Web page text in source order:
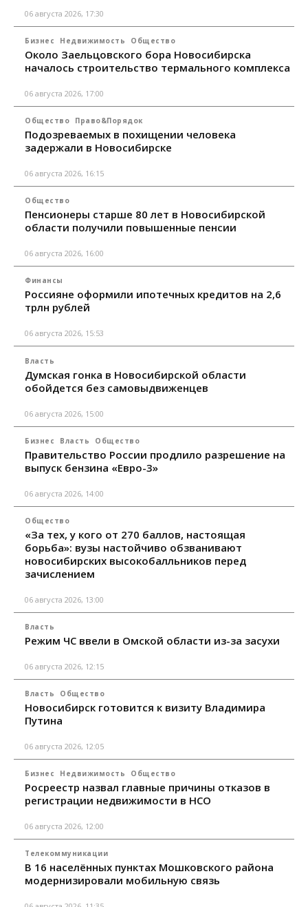
06 августа 2026, 17:30
Бизнес Недвижимость Общество
Около Заельцовского бора Новосибирска
началось строительство термального комплекса
06 августа 2026, 17:00
Общество Право&Порядок
Подозреваемых в похищении человека
задержали в Новосибирске
06 августа 2026, 16:15
Общество
Пенсионеры старше 80 лет в Новосибирской
области получили повышенные пенсии
06 августа 2026, 16:00
Финансы
Россияне оформили ипотечных кредитов на 2,6
трлн рублей
06 августа 2026, 15:53
Власть
Думская гонка в Новосибирской области
обойдется без самовыдвиженцев
06 августа 2026, 15:00
Бизнес Власть Общество
Правительство России продлило разрешение на
выпуск бензина «Евро-3»
06 августа 2026, 14:00
Общество
«За тех, у кого от 270 баллов, настоящая
борьба»: вузы настойчиво обзванивают
новосибирских высокобалльников перед
зачислением
06 августа 2026, 13:00
Власть
Режим ЧС ввели в Омской области из-за засухи
06 августа 2026, 12:15
Власть Общество
Новосибирск готовится к визиту Владимира
Путина
06 августа 2026, 12:05
Бизнес Недвижимость Общество
Росреестр назвал главные причины отказов в
регистрации недвижимости в НСО
06 августа 2026, 12:00
Телекоммуникации
В 16 населённых пунктах Мошковского района
модернизировали мобильную связь